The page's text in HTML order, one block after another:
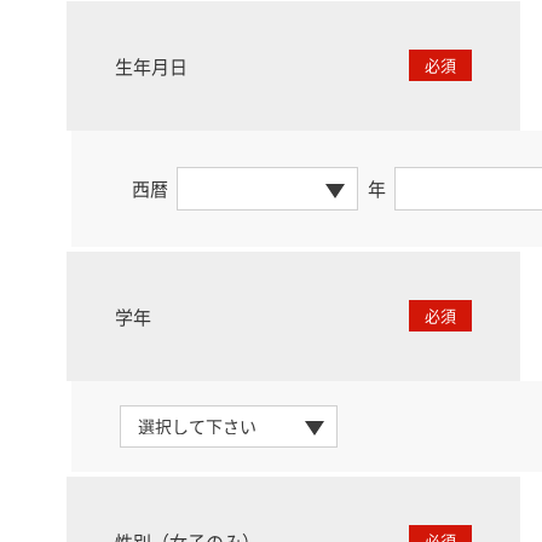
生年月日 必須
西暦 年
学年 必須